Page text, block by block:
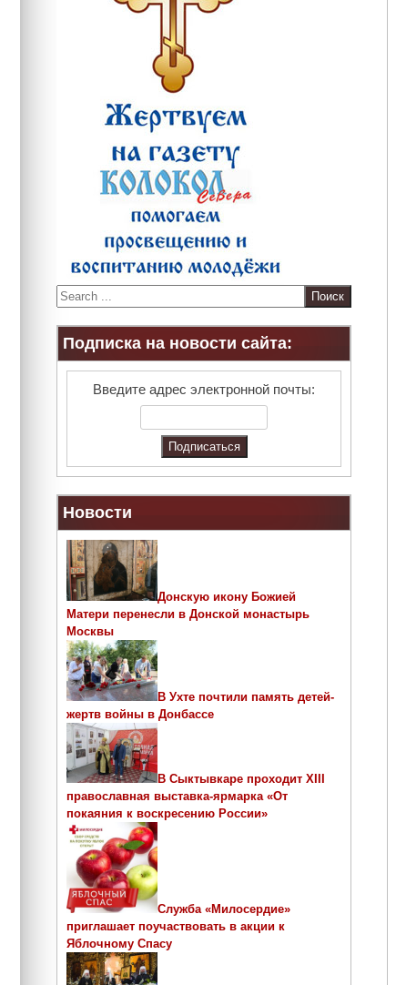
S
e
a
c
Подписка на новости сайта:
Введите адрес электронной почты:
Новости
Донскую икону Божией
Матери перенесли в Донской монастырь
Москвы
В Ухте почтили память детей-
жертв войны в Донбассе
В Сыктывкаре проходит ХIII
православная выставка-ярмарка «От
покаяния к воскресению России»
Служба «Милосердие»
приглашает поучаствовать в акции к
Яблочному Спасу